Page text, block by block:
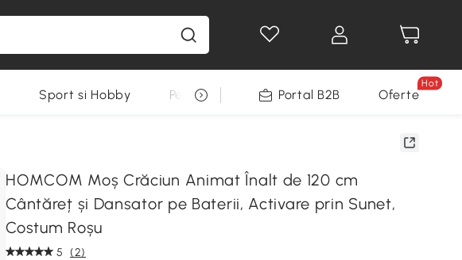
Sport si Hobby Pentru animale Decoratiuni Sarbatori
Portal B2B Oferte
Hot
HOMCOM Moș Crăciun Animat Înalt de 120 cm
Cântăreț și Dansator pe Baterii, Activare prin Sunet,
Costum Roșu
5 (2)